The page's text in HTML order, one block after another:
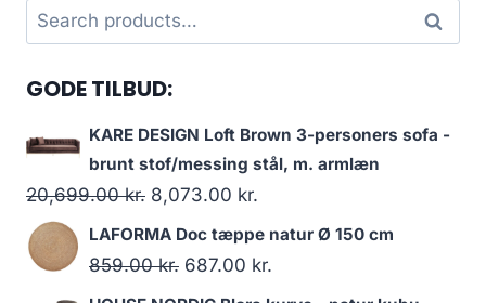
Search
for:
Search
GODE TILBUD:
KARE DESIGN Loft Brown 3-personers sofa -
brunt stof/messing stål, m. armlæn
20,699.00kr. 8,073.00 kr.
LAFORMA Doc tæppe natur Ø 150 cm
859.00kr. 687.00 kr.